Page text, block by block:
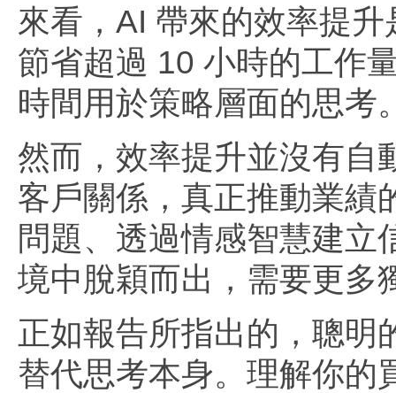
來看，AI 帶來的效率提
節省超過 10 小時的工作
時間用於策略層面的思考
然而，效率提升並沒有自
客戶關係，真正推動業
問題、透過情感智慧建立
境中脫穎而出，需要更多
正如報告所指出的，聰明
替代思考本身。理解你的